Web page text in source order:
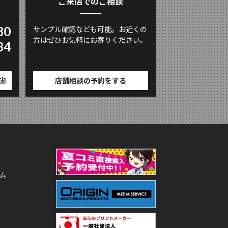
サンプル確認なども可能。お近くの
方はぜひお気軽にお寄りください。
店舗相談の予約をする